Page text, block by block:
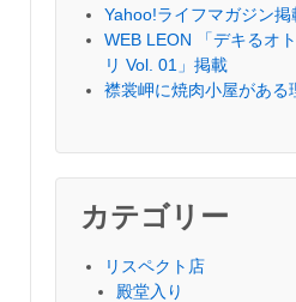
Yahoo!ライフマガジン掲
WEB LEON 「デキるオ
リ Vol. 01」掲載
襟裳岬に焼肉小屋がある
カテゴリー
リスペクト店
殿堂入り